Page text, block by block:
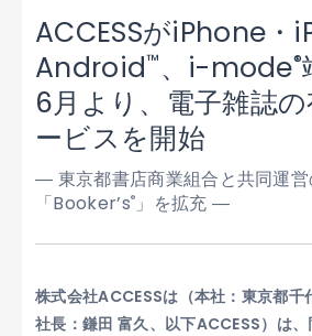
ACCESSがiPhone・
Android™、i-mode®
6月より、電子雑誌
ービスを開始
― 東京都書店商業組合と共同運営
「Booker’s® 」を拡充 ―
株式会社ACCESSは（本社：東京都千
社長：鎌田 富久、以下ACCESS）は